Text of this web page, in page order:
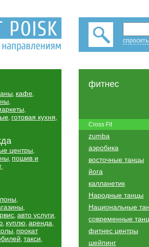
, кафе,
,
,
, готовая кухня,
центры,
, пошив и
,
,
,
, авто услуги,
, куплю, аренда,
, прокат
, такси,
фитнес
Cross Fit
zumba
аэробика
восточные танцы
йога
калланетик
Народные танцы
Национальные
современные
фитнес центры
шейпинг